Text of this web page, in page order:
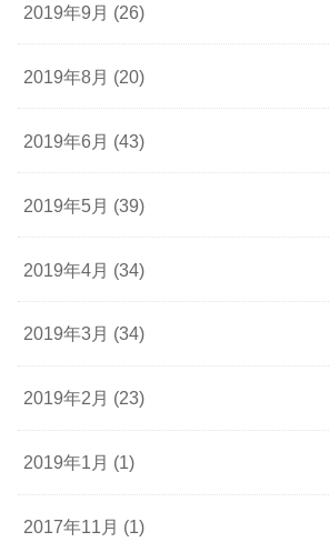
2019年9月 (26)
2019年8月 (20)
2019年6月 (43)
2019年5月 (39)
2019年4月 (34)
2019年3月 (34)
2019年2月 (23)
2019年1月 (1)
2017年11月 (1)